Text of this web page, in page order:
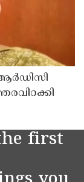
first